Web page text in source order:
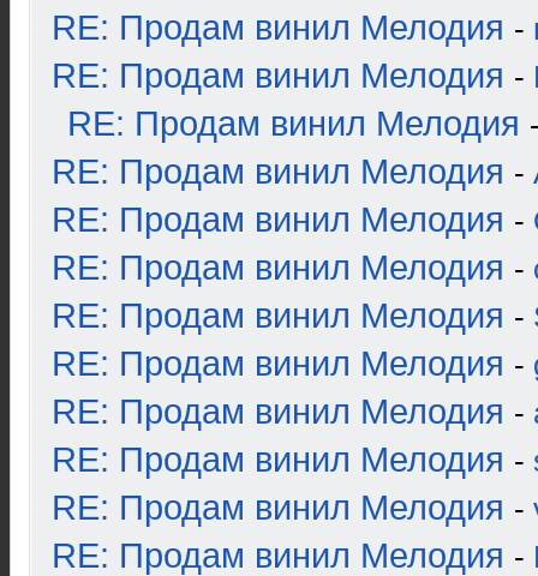
RE: Продам винил Мелодия -
RE: Продам винил Мелодия -
RE: Продам винил Мелодия
RE: Продам винил Мелодия -
RE: Продам винил Мелодия -
RE: Продам винил Мелодия -
RE: Продам винил Мелодия -
RE: Продам винил Мелодия -
RE: Продам винил Мелодия -
RE: Продам винил Мелодия -
RE: Продам винил Мелодия -
RE: Продам винил Мелодия -